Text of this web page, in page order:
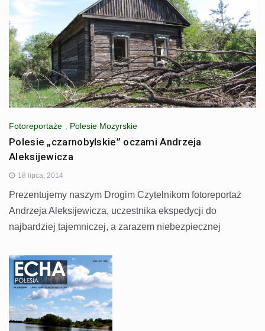
Fotoreportaże , Polesie Mozyrskie
Polesie „czarnobylskie” oczami Andrzeja
Aleksijewicza
18 lipca, 2014
Prezentujemy naszym Drogim Czytelnikom fotoreportaż
Andrzeja Aleksijewicza, uczestnika ekspedycji do
najbardziej tajemniczej, a zarazem niebezpiecznej